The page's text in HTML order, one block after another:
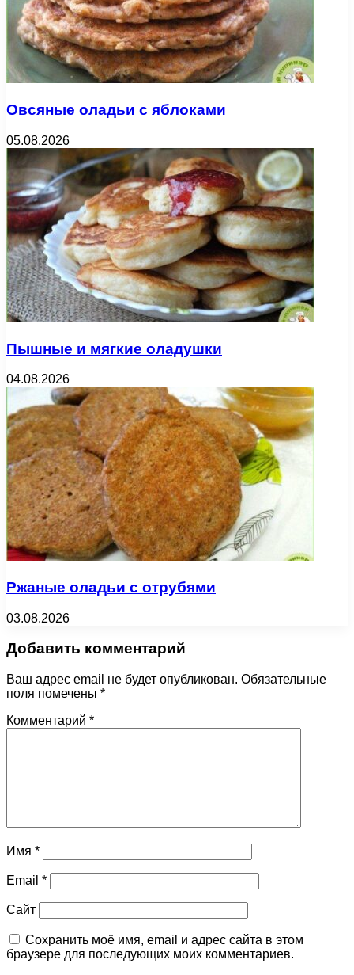
Овсяные оладьи с яблоками
05.08.2026
Пышные и мягкие оладушки
04.08.2026
Ржаные оладьи с отрубями
03.08.2026
Добавить комментарий
Ваш адрес email не будет опубликован. Обязательные
поля помечены *
Комментарий *
Имя *
Email *
Сайт
Сохранить моё имя, email и адрес сайта в этом
браузере для последующих моих комментариев.